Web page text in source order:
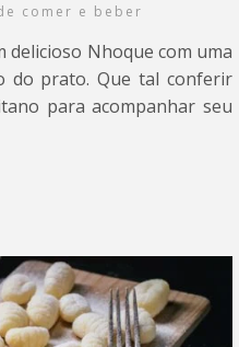
comer e beber
delicioso Nhoque com uma
do prato. Que tal conferir
para acompanhar seu